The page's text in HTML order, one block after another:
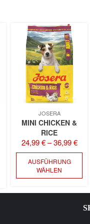
AKTUELLER
JOSERA
MINI CHICKEN &
RICE
24,99€–36,99€
AUSFÜHRUNG
WÄHLEN